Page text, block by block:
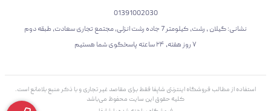
01391002030
نشانی: گیلان ، رشت، کیلومتر 7 جاده رشت انزلی، مجتمع تجاری سعادت، طبقه دوم
۷ روز هفته، ۲۴ ساعته پاسخگوی شما هستیم
استفاده از مطالب فروشگاه اینترنتی شاپفا فقط برای مقاصد غیر تجاری و با ذکر منبع بلامانع است.
کليه حقوق اين سايت محفوظ می‌باشد